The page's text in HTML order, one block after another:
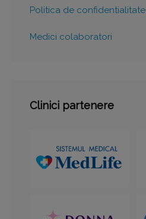
Politica de confidentialitate
Medici colaboratori
Clinici partenere